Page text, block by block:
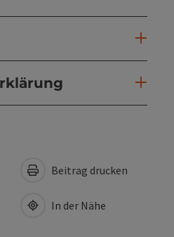
Beitrag drucken
In der Nähe